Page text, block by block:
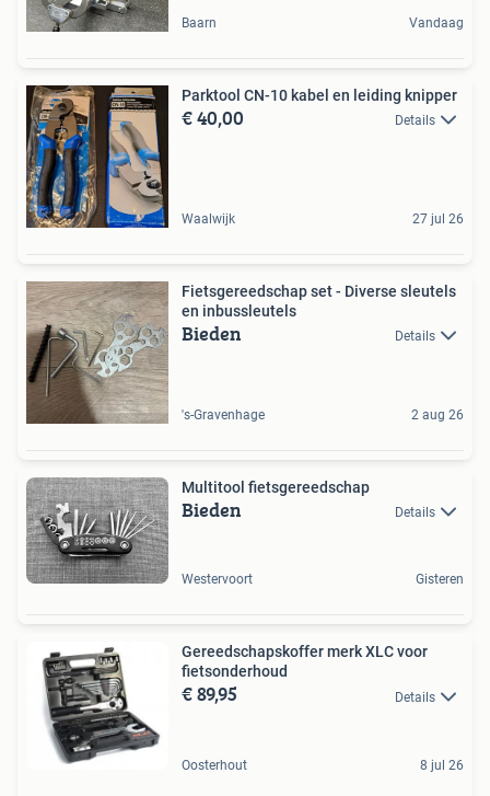
Baarn Vandaag
Parktool CN-10 kabel en leiding knipper
€ 40,00 Details
Waalwijk 27 jul 26
Fietsgereedschap set - Diverse sleutels
en inbussleutels
Bieden Details
's-Gravenhage 2 aug 26
Multitool fietsgereedschap
Bieden Details
Westervoort Gisteren
Gereedschapskoffer merk XLC voor
fietsonderhoud
€ 89,95 Details
Oosterhout 8 jul 26